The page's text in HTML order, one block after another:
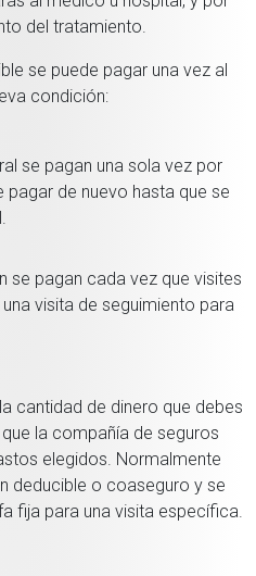
del tratamiento.
se puede pagar una vez al
condición:
se pagan una sola vez por
de nuevo hasta que se
se pagan cada vez que visites
visita de seguimiento para
cantidad de dinero que debes
la compañía de seguros
elegidos. Normalmente
deducible o coaseguro y se
fija para una visita específica.